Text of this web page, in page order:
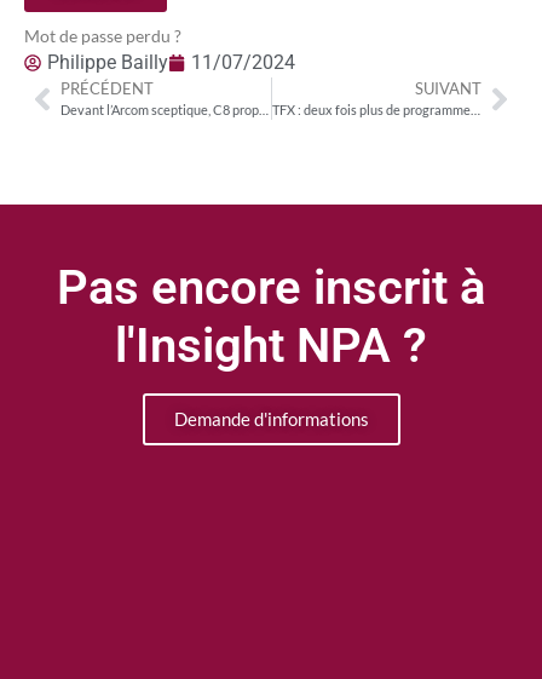
Mot de passe perdu ?
Philippe Bailly 11/07/2024
PRÉCÉDENT SUIVANT
TFX : deux fois plus de programmes jeunesse et au moins 2 000 heures de programmes de flux
Pas encore inscrit à
l'Insight NPA ?
Demande d'informations